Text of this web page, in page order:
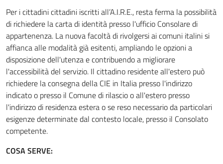
Per i cittadini cittadini iscritti all’A.I.R.E., resta ferma la possibilità
di richiedere la carta di identità presso l'ufficio Consolare di
appartenenza. La nuova facoltà di rivolgersi ai comuni italini si
affianca alle modalità già esitenti, ampliando le opzioni a
disposizione dell'utenza e contribuendo a migliorare
l'accessibilità del servizio. Il cittadino residente all'estero può
richiedere la consegna della CIE in Italia presso l'indirizzo
indicato o presso il Comune di rilascio o all'estero presso
l'indirizzo di residenza estera o se reso necessario da particolari
esigenze determinate dal contesto locale, presso il Consolato
competente.
COSA SERVE: